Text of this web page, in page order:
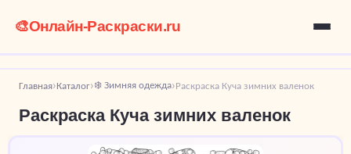
🎨Онлайн-Раскраски.ru
Главная›Каталог›❄️ Зимняя одежда›Раскраска Куча зимних валенок
Раскраска Куча зимних валенок